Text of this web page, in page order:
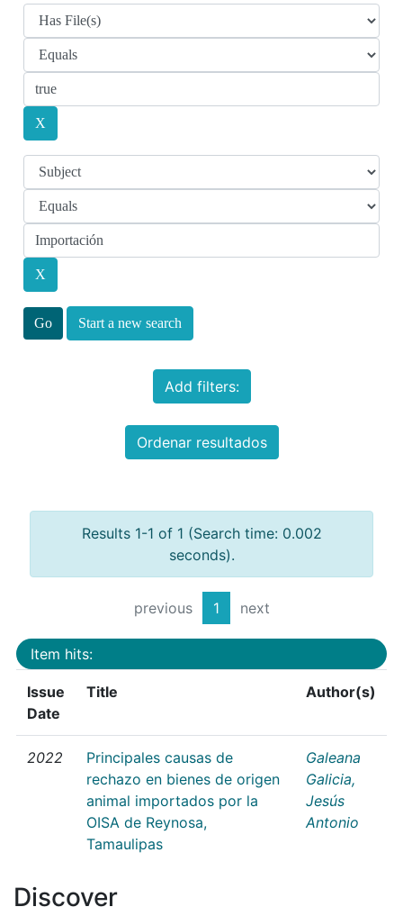
Start a new search
Add filters:
Ordenar resultados
Results 1-1 of 1 (Search time: 0.002
seconds).
previous 1 next
Item hits:
Issue
Date
Title Author(s)
2022
Principales causas de
rechazo en bienes de origen
animal importados por la
OISA de Reynosa,
Tamaulipas
Galeana
Galicia,
Jesús
Antonio
Discover